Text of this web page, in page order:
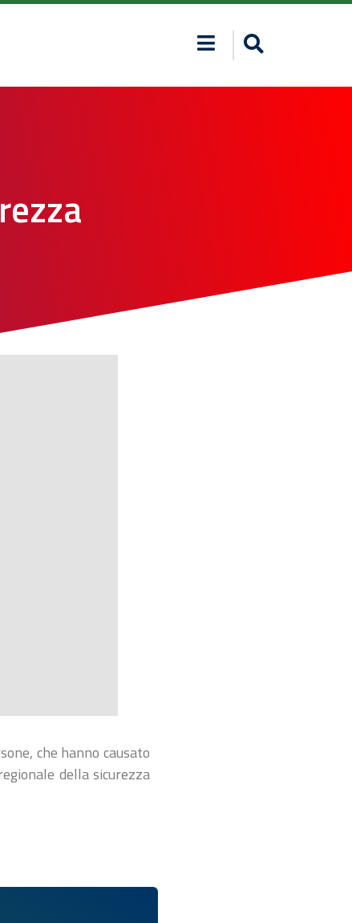
che hanno causato
della sicurezza